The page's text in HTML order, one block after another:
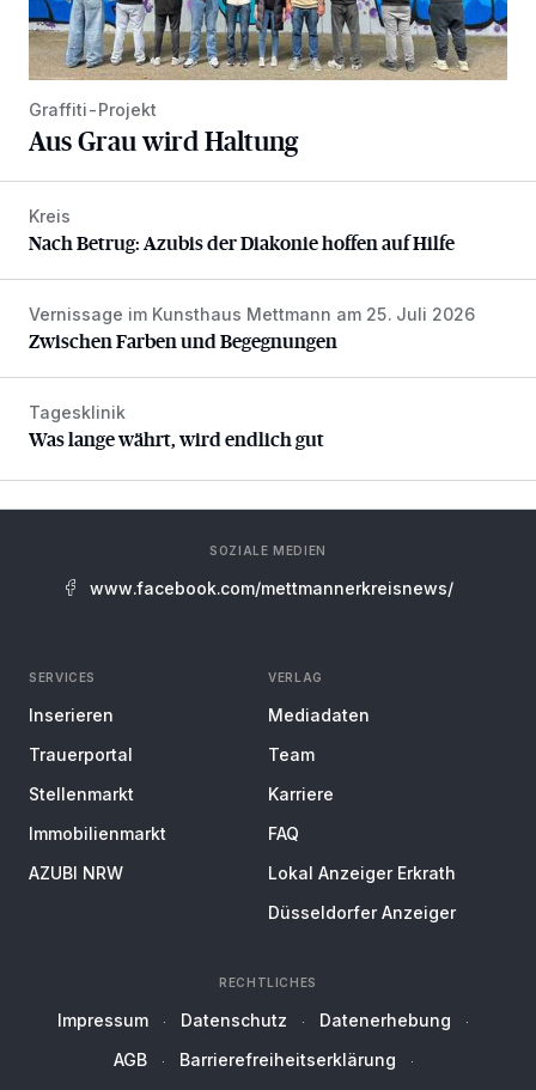
Graffiti-Projekt
Aus Grau wird Haltung
Nach Betrug: Azubis der Diakonie hoffen auf Hilfe
Kreis
Nach Betrug: Azubis der Diakonie hoffen auf Hilfe
Zwischen Farben und Begegnungen
Vernissage im Kunsthaus Mettmann am 25. Juli 2026
Zwischen Farben und Begegnungen
Was lange währt, wird endlich gut
Tagesklinik
Was lange währt, wird endlich gut
SOZIALE MEDIEN
www.facebook.com/mettmannerkreisnews/
SERVICES
Inserieren
Trauerportal
Stellenmarkt
Immobilienmarkt
AZUBI NRW
VERLAG
Mediadaten
Team
Karriere
FAQ
Lokal Anzeiger Erkrath
Düsseldorfer Anzeiger
RECHTLICHES
Impressum Datenschutz
Datenerhebung
AGB
Barrierefreiheitserklärung